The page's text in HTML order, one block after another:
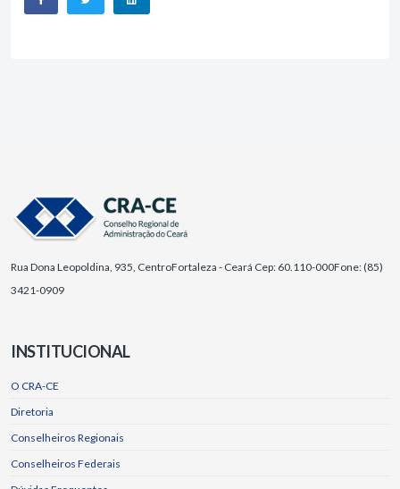
Rua Dona Leopoldina, 935, CentroFortaleza - Ceará Cep: 60.110-000Fone: (85)
3421-0909
INSTITUCIONAL
O CRA-CE
Diretoria
Conselheiros Regionais
Conselheiros Federais